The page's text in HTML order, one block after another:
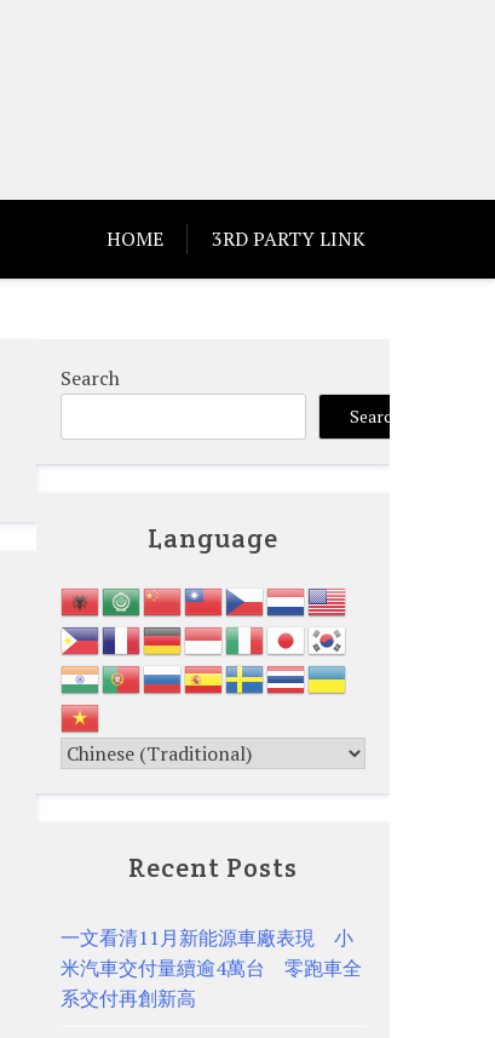
HOME 3RD PARTY LINK
Search
Search
Language
Recent Posts
一文看清11月新能源車廠表現 小
米汽車交付量續逾4萬台 零跑車全
系交付再創新高